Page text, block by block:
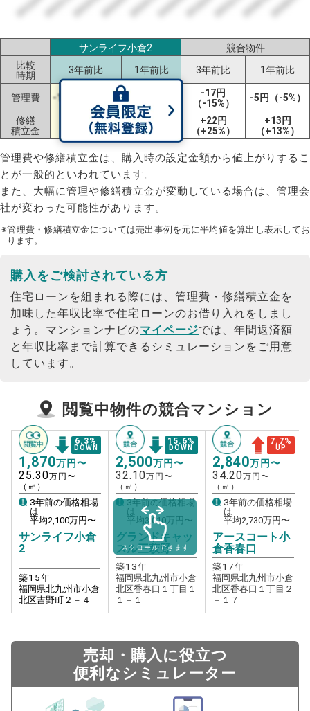
サンライフ小倉2
競合物件
比較
時期
3年前比 1年前比 3年前比 1年前比
管理費 -15円（-16%）
（±0%）
-17円
（-15%）
-5円（-5%）
修繕
積立金
+11円
（+13%）
±0円
（±0%）
+22円
（+25%）
+13円
（+13%）
管理費や修繕積立金は、購入時の設定金額から値上がりするこ
とが一般的といわれています。
また、大幅に管理や修繕積立金が変動している場合は、管理会
社が変わった可能性があります。
※管理費・修繕積立金については売出事例を元に平均値を算出し表示してお
ります。
購入をご検討されている方
住宅ローンを組まれる際には、管理費・修繕積立金を
加味した年収比率で住宅ローンのお借り入れをしまし
ょう。 マンションナビのマイページでは、年間返済額
と年収比率まで計算できるシミュレーションをご用意
しています。
閲覧中物件の競合マンション
6.3%
DOWN
1,870万円〜
25.30万円〜
（㎡）
3年前の価格相場
は
平均2,100万円〜
サンライフ小倉
2
築15年
福岡県北九州市小倉
北区吉野町２－４
15.6%
DOWN
2,500万円〜
32.10万円〜
（㎡）
3年前の価格相場
は
平均3,010万円〜
グランドキャッ
スル三萩野
築13年
福岡県北九州市小倉
北区香春口１丁目１
１－１
7.7%
UP
2,840万円〜
34.20万円〜
（㎡）
3年前の価格相場
は
平均2,730万円〜
アースコート小
倉香春口
築17年
福岡県北九州市小倉
北区香春口１丁目２
－１７
スクロールできます
売却・購入に役立つ
便利なシミュレーター